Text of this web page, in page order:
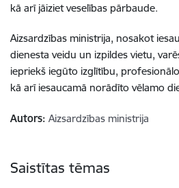
kā arī jāiziet veselības pārbaude.
Aizsardzības ministrija, nosakot
dienesta veidu un izpildes vietu,
iepriekš iegūto izglītību,
kā arī iesaucamā norādīto vēlamo
Autors: Aizsardzības ministrija
Saistītas tēmas